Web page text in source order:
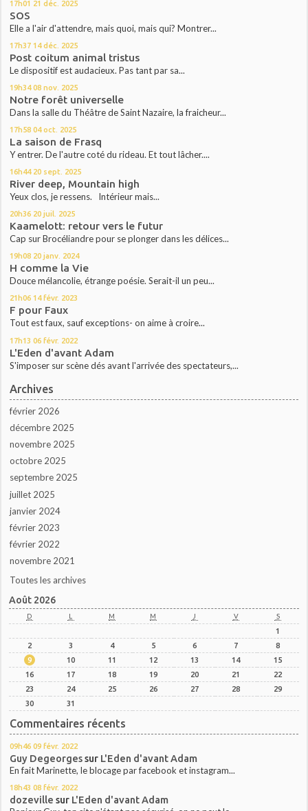
17h01 21 déc. 2025
SOS
Elle a l'air d'attendre, mais quoi, mais qui? Montrer...
17h37 14 déc. 2025
Post coitum animal tristus
Le dispositif est audacieux. Pas tant par sa...
19h34 08 nov. 2025
Notre forêt universelle
Dans la salle du Théâtre de Saint Nazaire, la fraicheur...
17h58 04 oct. 2025
La saison de Frasq
Y entrer. De l'autre coté du rideau. Et tout lâcher....
16h44 20 sept. 2025
River deep, Mountain high
Yeux clos, je ressens. Intérieur mais...
20h36 20 juil. 2025
Kaamelott: retour vers le futur
Cap sur Brocéliandre pour se plonger dans les délices...
19h08 20 janv. 2024
H comme la Vie
Douce mélancolie, étrange poésie. Serait-il un peu...
21h06 14 févr. 2023
F pour Faux
Tout est faux, sauf exceptions- on aime à croire...
17h13 06 févr. 2022
L'Eden d'avant Adam
S'imposer sur scène dés avant l'arrivée des spectateurs,...
Archives
février 2026
décembre 2025
novembre 2025
octobre 2025
septembre 2025
juillet 2025
janvier 2024
février 2023
février 2022
novembre 2021
Toutes les archives
Août 2026
D L M M J V S
1
2
3 4 5 6 7
8
9
10 11 12 13 14
15
16
17 18 19 20 21
22
23
24 25 26 27 28
29
30
31
Commentaires récents
09h46 09 févr. 2022
Guy Degeorgessur L'Eden d'avant Adam
En fait Marinette, le blocage par facebook et instagram...
18h43 08 févr. 2022
dozeville sur L'Eden d'avant Adam